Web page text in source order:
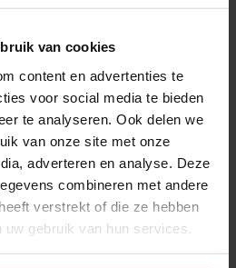
van cookies
content en advertenties te
voor social media te bieden
te analyseren. Ook delen we
van onze site met onze
adverteren en analyse. Deze
combineren met andere
verstrekt of die ze hebben
gebruik van hun services.
langer vers
13 september 2019 | 2 min